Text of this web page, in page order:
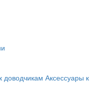
доводчикам Аксессуары к